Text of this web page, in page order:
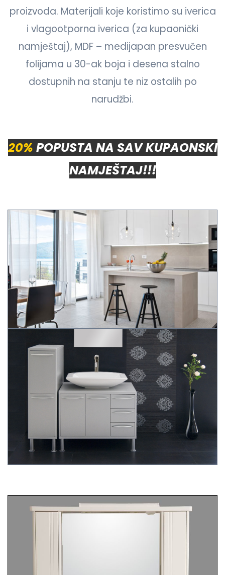
proizvoda. Materijali koje koristimo su iverica
i vlagootporna iverica (za kupaonički
namještaj), MDF – medijapan presvučen
folijama u 30-ak boja i desena stalno
dostupnih na stanju te niz ostalih po
narudžbi.
20% POPUSTA NA SAV KUPAONSKI
NAMJEŠTAJ!!!